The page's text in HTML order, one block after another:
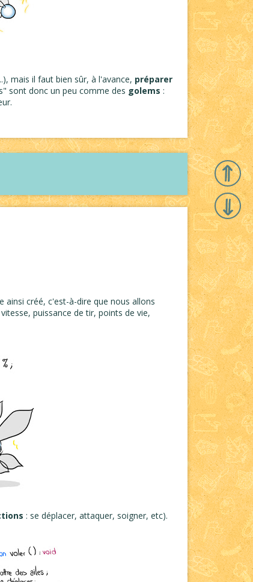
mais il faut bien sûr, à l'avance, préparer
sont donc un peu comme des golems :
créé, c'est-à-dire que nous allons
puissance de tir, points de vie,
: se déplacer, attaquer, soigner, etc).